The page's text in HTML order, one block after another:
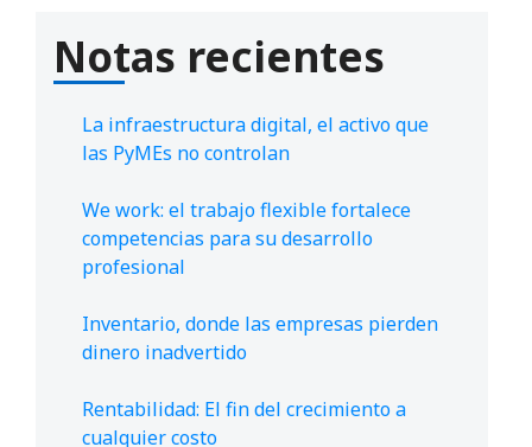
Notas recientes
La infraestructura digital, el activo que
las PyMEs no controlan
We work: el trabajo flexible fortalece
competencias para su desarrollo
profesional
Inventario, donde las empresas pierden
dinero inadvertido
Rentabilidad: El fin del crecimiento a
cualquier costo